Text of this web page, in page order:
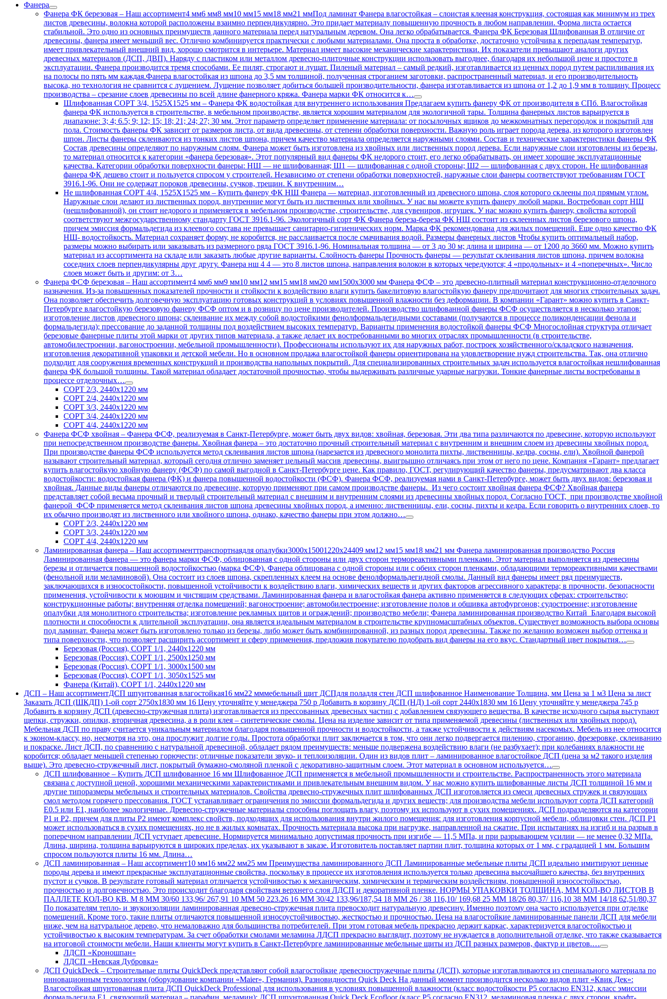
Фанера
Фанера ФК березовая – Наш ассортимент4 мм6 мм8 мм10 мм15 мм18 мм21 ммПод ламинат Фанера влагостойкая – слоистая клееная конструкция, состоящая как минимум из трех
листов древесины, волокна которой расположены взаимно перпендикулярно. Это придает материалу повышенную прочность в любом направлении. Форма листа остается
стабильной. Это одно из основных преимуществ данного материала перед натуральным деревом. Она легко обрабатывается. Фанера ФК Березовая Шлифованная В отличие от
древесины, фанера имеет меньший вес. Отлично комбинируется практически с любыми материалами. Она проста в обработке, достаточно устойчива к перепадам температур,
имеет привлекательный внешний вид, хорошо смотрится в интерьере. Материал имеет высокие механические характеристики. Их показатели превышают аналоги других
древесных материалов (ДСП, ДВП). Наряду с пластиком или металлом древесно-плиточные конструкции использовать выгоднее, благодаря их небольшой цене и простоте в
эксплуатации. Фанера производится тремя способами. Ее пилят, строгают и лущат. Пиленый материал – самый редкий, изготавливается из ценных пород путем распиливания их
на полосы по пять мм каждая.Фанера влагостойкая из шпона до 3,5 мм толщиной, полученная строганием заготовки, распространенный материал, и его производительность
высока, но технология не сравнится с лущением. Лущение позволяет добиться большей производительности, фанера изготавливается из шпона от 1,2 до 1,9 мм в толщину. Процесс
производства – срезание слоев древесины по всей длине фанерного кряжа. Фанера марки ФК относится к…
Шлифованная СОРТ 3/4, 1525Х1525 мм – Фанера ФК водостойкая для внутреннего использования Предлагаем купить фанеру ФК от производителя в СПб. Влагостойкая
фанера ФК используется в строительстве, в мебельном производстве, является хорошим материалом для экологичной тары. Толщина фанерных листов варьируется в
диапазоне: 3; 4; 6.5; 9; 12; 15; 18; 21; 24; 27; 30 мм. Этот параметр определяет применение материала: от посылочных ящиков до межкомнатных перегородок и покрытий для
пола. Стоимость фанеры ФК зависит от размеров листа, от вида древесины, от степени обработки поверхности. Важную роль играет порода дерева, из которого изготовлен
шпон. Листы фанеры склеиваются из тонких листов шпона, причем качество материала определяется наружными слоями. Состав и технические характеристики фанеры ФК
Состав древесины определяют по наружным слоям. Фанера может быть изготовлена из хвойных или лиственных пород дерева. Если наружные слои изготовлены из березы,
то материал относится к категории «фанера березовая». Этот популярный вид фанеры ФК недорого стоит, его легко обрабатывать, он имеет хорошие эксплуатационные
качества. Категории обработки поверхности фанеры: НШ — не шлифованная; Ш1 — шлифованная с одной стороны; Ш2 — шлифованная с двух сторон. Не шлифованная
фанера ФК дешево стоит и пользуется спросом у строителей. Независимо от степени обработки поверхностей, наружные слои фанеры соответствуют требованиям ГОСТ
3916.1-96. Они не содержат пороков древесины, сучков, трещин. К внутренним…
Не шлифованная СОРТ 4/4, 1525Х1525 мм – Купить фанеру ФК НШ Фанера — материал, изготовленный из древесного шпона, слоя которого склеены под прямым углом.
Наружные слои делают из лиственных пород, внутренние могут быть из лиственных или хвойных. У нас вы можете купить фанеру любой марки. Востребован сорт НШ
(нешлифованной), он стоит недорого и применяется в мебельном производстве, строительстве, для сувениров, игрушек. У нас можно купить фанеру, свойства которой
соответствуют межгосударственному стандарту ГОСТ 3916.1-96. Экологичный сорт ФК Фанера береза-береза ФК НШ состоит из склеенных листов березового шпона,
причем эмиссия формальдегида из клеевого состава не превышает санитарно-гигиенических норм. Марка ФК рекомендована для жилых помещений. Еще одно качество ФК
НШ- водостойкость. Материал сохраняет форму, не коробится, не расслаивается после смачивания водой. Размеры фанерных листов Чтобы купить оптимальный набор,
размеры можно выбирать или заказывать из размерного ряда ГОСТ 3916.1-96. Номинальная толщина — от 3 до 30 м; длина и ширина — от 1200 до 3660 мм. Можно купить
материал из ассортимента на складе или заказать любые другие варианты. Слойность фанеры Прочность фанеры — результат склеивания листов шпона, причем волокна
соседних слоев перпендикулярны друг другу. Фанера нш 4 4 — это 8 листов шпона, направления волокон в которых чередуются; 4 «продольных» и 4 «поперечных». Число
слоев может быть и другим: от 3…
Фанера ФСФ березовая – Наш ассортимент4 мм6 мм9 мм10 мм12 мм15 мм18 мм20 мм1500х3000 мм Фанера ФСФ – это древесно-плитный материал конструкционно-отделочного
назначения. Из-за повышенных показателей прочности и стойкости к воздействию влаги купить бакелитовую влагостойкую фанеру предпочитают для многих строительных задач.
Она позволяет обеспечить долговечную эксплуатацию готовых конструкций в условиях повышенной влажности без деформации. В компании «Гарант» можно купить в Санкт-
Петербурге влагостойкую березовую фанеру ФСФ оптом и в розницу по цене производителей. Производство шлифованной фанеры ФСФ осуществляется в несколько этапов:
изготовление листов древесного шпона; склеивание их между собой водостойкими фенолформальдегидными составами (получаются в процессе поликонденсации фенола и
формальдегида); прессование до заданной толщины под воздействием высоких температур. Варианты применения водостойкой фанеры ФСФ Многослойная структура отличает
березовые фанерные плиты этой марки от других типов материала, а также делает их востребованными во многих отраслях промышленности (в строительстве,
автомобилестроении, вагоностроении, мебельной промышленности). Профессионалы используют их для наружных работ, построек хозяйственного/складского назначения,
изготовления декоративной упаковки и детской мебели. Но в основном продажа влагостойкой фанеры ориентирована на удовлетворение нужд строительства. Так, она отлично
подходит для сооружения временных конструкций и производства напольных покрытий. Для специализированных строительных задач используется влагостойкая нешлифованная
фанера ФК большой толщины. Такой материал обладает достаточной прочностью, чтобы выдерживать различные ударные нагрузки. Тонкие фанерные листы востребованы в
процессе отделочных…
СОРТ 2/3, 2440х1220 мм
СОРТ 2/4, 2440х1220 мм
СОРТ 3/3, 2440х1220 мм
СОРТ 3/4, 2440х1220 мм
СОРТ 4/4, 2440х1220 мм
Фанера ФСФ хвойная – Фанера ФСФ, реализуемая в Санкт-Петербурге, может быть двух видов: хвойная, березовая. Эти два типа различаются по древесине, которую используют
при непосредственном производстве фанеры. Хвойная фанера – это достаточно прочный строительный материал с внутренним и внешним слоем из древесины хвойных пород.
При производстве фанеры ФСФ используется метод склеивания листов шпона (нарезается из древесного монолита пихты, лиственницы, кедра, сосны, ели). Хвойной фанерой
называют строительный материал, который сегодня отлично заменяет цельный массив древесины, выигрышно отличаясь при этом от него по цене. Компания «Гарант» предлагает
купить влагостойкую хвойную фанеру (ФСФ) по самой выгодной в Санкт-Петербурге цене. Как правило, ГОСТ, регулирующий качество фанеры, предусматривают два класса
водостойкости: водостойкая фанера (ФК) и фанера повышенной водостойкости (ФСФ). Фанера ФСФ, реализуемая нами в Санкт-Петербурге, может быть двух видов: березовая и
хвойная. Данные виды фанеры отличаются по древесине, которую применяют при самом производстве фанеры. Из чего состоит хвойная фанера ФСФ? Хвойная фанера
представляет собой весьма прочный и твердый строительный материал с внешним и внутренним слоями из древесины хвойных пород. Согласно ГОСТ, при производстве хвойной
фанерой ФСФ применяется метод склеивания листов шпона древесины хвойных пород, а именно: лиственницы, ели, сосны, пихты и кедра. Если говорить о внутренних слоев, то
их обычно производят из лиственного или хвойного шпона, однако, качество фанеры при этом должно…
СОРТ 2/3, 2440х1220 мм
СОРТ 3/3, 2440х1220 мм
СОРТ 4/4, 2440х1220 мм
Ламинированная фанера – Наш ассортименттранспортнаядля опалубки3000х15001220х24409 мм12 мм15 мм18 мм21 мм Фанера ламинированная производство Россия
Ламинированная фанера — это фанера марки ФСФ, облицованная с одной стороны или двух сторон термореактивными пленками. Этот материал выполняется из древесины
березы и отличается повышенной водостойкостью (марка ФСФ). Фанера облицована с одной стороны или с обеих сторон пленками, обладающими термореактивными качествами
(фенольной или меламиновой). Она состоит из слоев шпона, скрепленных клеем на основе фенолформальдегидной смолы. Данный вид фанеры имеет ряд преимуществ,
заключающихся в износостойкости, повышенной устойчивости к воздействию влаги, химических веществ и других факторов агрессивного характера; в прочности, безопасности
применения, устойчивости к моющим и чистящим средствами. Ламинированная фанера и влагостойкая фанера активно применяется в следующих сферах: строительство;
конструкционные работы; внутренняя отделка помещений; вагоностроение; автомобилестроение; изготовление полов и обшивка автофургонов; судостроение; изготовление
опалубки для монолитного строительства; изготовление рекламных щитов и ограждений; производство мебели; Фанера ламинированная производство Китай Благодаря высокой
плотности и способности к длительной эксплуатации, она является идеальным материалом в строительстве крупномасштабных объектов. Существует возможность выбора основы
под ламинат. Фанера может быть изготовлено только из березы, либо может быть комбинированной, из разных пород древесины. Также по желанию возможен выбор оттенка и
типа поверхности, что позволяет расширить ассортимент и сферу применения, предложив покупателю подобрать вид фанеры на его вкус. Стандартный цвет покрытия…
Березовая (Россия), СОРТ 1/1, 2440х1220 мм
Березовая (Россия), СОРТ 1/1, 2500х1250 мм
Березовая (Россия), СОРТ 1/1, 3000х1500 мм
Березовая (Россия), СОРТ 1/1, 3050х1525 мм
Фанера (Китай), СОРТ 1/1, 2440х1220 мм
ДСП – Наш ассортиментДСП шпунтованная влагостойкая16 мм22 мммебельный щит ДСПдля поладля стен ДСП шлифованное Наименование Толщина, мм Цена за 1 м3 Цена за лист
Заказать ДСП (ШКДП) 1-ой сорт 2750х1830 мм 16 Цену уточняйте у менеджера 750 р Добавить в корзину ДСП (НД) 1-ой сорт 2440х1830 мм 16 Цену уточняйте у менеджера 745 р
Добавить в корзину ДСП (древесно-стружечная плита) изготавливается из прессованных древесных частиц с добавлением связующего вещества. В качестве исходного сырья выступают
щепки, стружки, опилки, вторичная древесина, а в роли клея – синтетические смолы. Цена на изделие зависит от типа применяемой древесины (лиственных или хвойных пород).
Мебельная ДСП по праву считается уникальным материалом благодаря повышенной прочности и водостойкости, а также устойчивости к действиям насекомых. Мебель из нее относится
к эконом-классу, но, несмотря на это, она прослужит долгие годы. Простота обработки плит заключается в том, что они легко подвергается пилению, строганию, фрезеровке, склеиванию
и покраске. Лист ДСП, по сравнению с натуральной древесиной, обладает рядом преимуществ: меньше подвержена воздействию влаги (не разбухает); при колебаниях влажности не
коробится; обладает меньшей степенью горючести; отличные показатели звуко- и теплоизоляции. Один из видов плит – ламинированное влагостойкое ДСП (цена за м2 такого изделия
выше). Это древесно-стружечный лист, покрытый бумажно-смоляной пленкой с декоративно-защитным слоем. Этот материал в основном используется…
ДСП шлифованное – Купить ДСП шлифованное 16 мм Шлифованное ДСП применяется в мебельной промышленности и строительстве. Распространенность этого материала
связана с доступной ценой, хорошими механическими характеристиками и привлекательным внешним видом. У нас можно купить шлифованные листы ДСП толщиной 16 мм и
другие типоразмеры мебельных и строительных материалов. Свойства древесно-стружечных плит шлифованных ДСП изготовляется из смеси древесных стружек и связующих
смол методом горячего прессования. ГОСТ устанавливает ограничения по эмиссии формальдегида и других веществ; для производства мебели используют сорта ДСП категорий
Е0.5 или Е1, наиболее экологичные. Древесно-стружечные материалы способны поглощать влагу, поэтому их используют в сухих помещениях. ДСП подразделяются на категории
Р1 и Р2, причем для плиты Р2 имеют комплекс свойств, подходящих для использования внутри жилого помещения: для изготовления корпусной мебели, облицовки стен. ДСП Р1
может использоваться в сухих помещениях, но не в жилых комнатах. Прочность материала высока при нагрузке, направленной на сжатие. При испытаниях на изгиб и на разрыв в
поперечном направлении ДСП уступает древесине. Нормируется минимально допустимая прочность при изгибе — 11,5 МПа, и при разрывающем усилии — не менее 0,32 МПа.
Длина, ширина, толщина варьируются в широких пределах, их указывают в заказе. Изготовитель поставляет партии плит, толщина которых от 1 мм, с градацией 1 мм. Большим
спросом пользуются плиты 16 мм. Длина…
ДСП ламинированная – Наш ассортимент10 мм16 мм22 мм25 мм Преимущества ламинированного ДСП Ламинированные мебельные плиты ДСП идеально имитируют ценные
породы дерева и имеют прекрасные эксплуатационные свойства, поскольку в процессе их изготовления используется только древесина высочайшего качества, без внутренних
пустот и сучков. В результате готовый материал отличается устойчивостью к механическим, химическим и термическим воздействиям, повышенной износостойкостью,
прочностью и долговечностью. Это происходит благодаря свойствам верхнего слоя ЛДСП и декоративной пленке. НОРМЫ УПАКОВКИ ТОЛЩИНА, ММ КОЛ-ВО ЛИСТОВ В
ПАЛЛЕТЕ КОЛ-ВО КВ. М 8 ММ 30/60 133,96/ 267,91 10 ММ 50 223.26 16 ММ 30/42 133,96/187,54 18 ММ 26 / 38 116,10/ 169,68 25 ММ 18/26 80,37/ 116,10 38 ММ 14/18 62,51/80,37
По показателям тепло- и звукоизоляции ламинированная древесно-стружечная плита превосходит натуральную древесину. Именно поэтому она часто используется при отделке
помещений. Кроме того, такие плиты отличаются повышенной износоустойчивостью, жесткостью и прочностью. Цена на влагостойкие ламинированные панели ДСП для мебели
ниже, чем на натуральное дерево, что немаловажно для большинства потребителей. При этом готовая мебель прекрасно держит каркас, характеризуется влагостойкостью и
устойчивостью к высоким температурам. За счет обработки смолами меламина ЛДСП прекрасно выглядит, поэтому не нуждается в дополнительной отделке, что также сказывается
на итоговой стоимости мебели. Наши клиенты могут купить в Санкт-Петербурге ламинированные мебельные щиты из ДСП разных размеров, фактур и цветов.…
ЛДСП «Кроношпан»
ЛДСП «Невская Дубровка»
ДСП QuickDeck – Строительные плиты QuickDeck представляют собой влагостойкие древесностружечные плиты (ДСП), которые изготавливаются из специального материала по
инновационным технологиям (оборудование компании «Maier», Германия). Разновидности Quick Deck На данный момент производится несколько видов плит «Квик Дек»:
Влагостойкая шпунтованная плита ДСП QuickDeck Professional для использования в условиях повышенной влажности (класс водостойкости Р5 согласно EN312, класс эмиссии
формальдегида E1, связующий материал – парафин, меламин); ДСП шпунтованная Quick Deck Ecofloor (класс Р5 согласно EN312, меламиновая пленка с двух сторон, крафт-